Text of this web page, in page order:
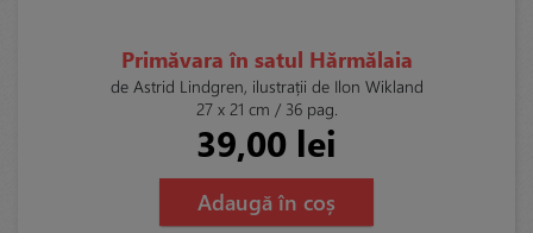
Primăvara în satul Hărmălaia
de Astrid Lindgren, ilustrații de Ilon Wikland
27 x 21 cm / 36 pag.
39,00 lei
Adaugă în coș